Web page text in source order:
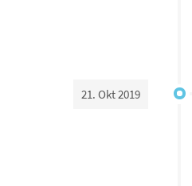
21. Okt 2019